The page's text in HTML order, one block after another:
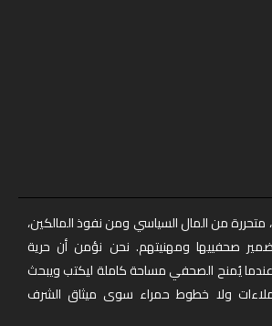
متحررة من المال السياسي ومن نفوذ المالكين،
صحفييها ومهنيتهم. نحن نؤمن أن حرية
عندما يُمنح الصحفي مساحة كاملة ليكتب ويبحث
ولا خطوط حمراء سوى ميثاق الشرف